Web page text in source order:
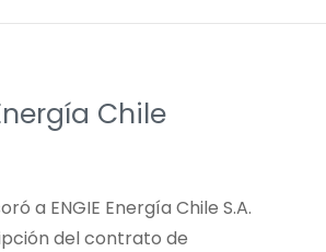
Chile
a ENGIE Energía Chile S.A.
del contrato de